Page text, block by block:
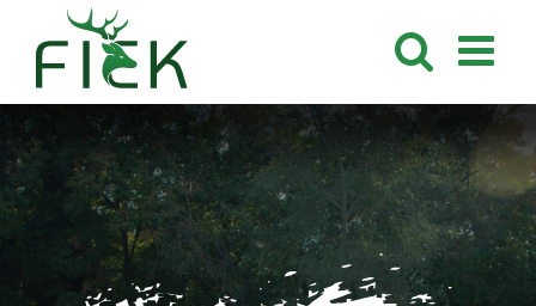
Kihagyás